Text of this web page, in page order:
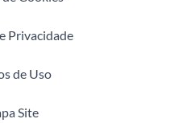
Privacidade
de Uso
Site